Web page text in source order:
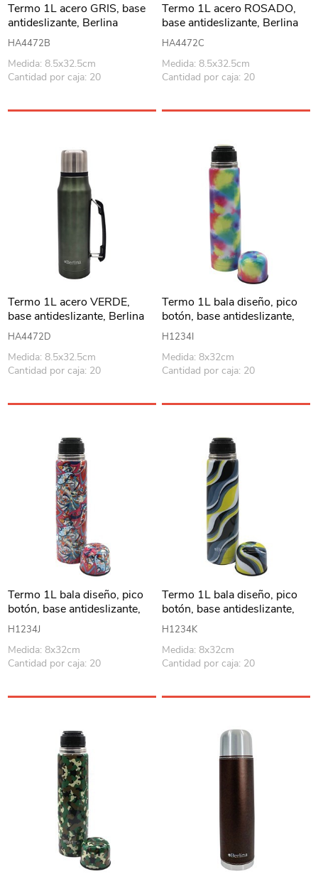
Termo 1L acero GRIS, base
antideslizante, Berlina
HA4472B
Medida: 8.5x32.5cm
Cantidad por caja: 20
Termo 1L acero ROSADO,
base antideslizante, Berlina
HA4472C
Medida: 8.5x32.5cm
Cantidad por caja: 20
Termo 1L acero VERDE,
base antideslizante, Berlina
HA4472D
Medida: 8.5x32.5cm
Cantidad por caja: 20
Termo 1L bala diseño, pico
botón, base antideslizante,
Berlina
H1234I
Medida: 8x32cm
Cantidad por caja: 20
Termo 1L bala diseño, pico
botón, base antideslizante,
Berlina
H1234J
Medida: 8x32cm
Cantidad por caja: 20
Termo 1L bala diseño, pico
botón, base antideslizante,
Berlina
H1234K
Medida: 8x32cm
Cantidad por caja: 20